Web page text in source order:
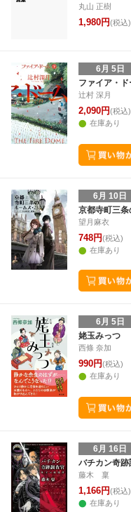
丸山 正樹
1,980円(税込)
6月 5日
ファイア・ド
辻村 深月
2,090円(税込)
在庫あり
6月 10日
京都寺町三
望月麻衣
748円(税込)
在庫あり
6月 5日
姥玉みっつ
西條 奈加
990円(税込)
在庫あり
6月 16日
バチカン奇
藤木 稟
1,166円(税込)
在庫あり